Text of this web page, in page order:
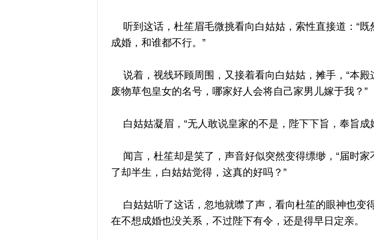
听到这话，杜笙眉毛微挑看向白姑姑，索性直接道：“既
成婚，和谁都不行。”
说着，视线环顾周围，又接着看向白姑姑，摊手，“本
废物草包皇女的名号，哪家好人会将自己家男儿嫁于我？”
白姑姑凝眉，“无人敢说皇家的不是，陛下下旨，奉旨成
闻言，杜笙却是笑了，声音好似突然变得缥缈，“届时
了却半生，白姑姑觉得，这真的好吗？”
白姑姑听了这话，忽地就噤了声，看向杜笙的眼神也变
在不想成婚也没关系，不过陛下有令，还是得早日定亲。